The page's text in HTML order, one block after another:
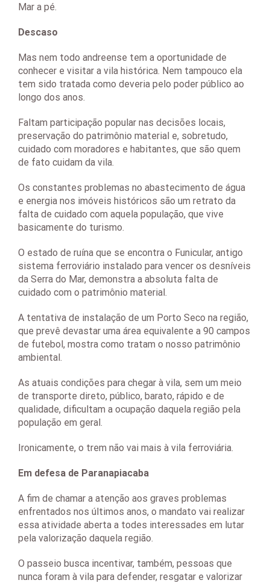
Mar a pé.
Descaso
Mas nem todo andreense tem a oportunidade de
conhecer e visitar a vila histórica. Nem tampouco ela
tem sido tratada como deveria pelo poder público ao
longo dos anos.
Faltam participação popular nas decisões locais,
preservação do patrimônio material e, sobretudo,
cuidado com moradores e habitantes, que são quem
de fato cuidam da vila.
Os constantes problemas no abastecimento de água
e energia nos imóveis históricos são um retrato da
falta de cuidado com aquela população, que vive
basicamente do turismo.
O estado de ruína que se encontra o Funicular, antigo
sistema ferroviário instalado para vencer os desníveis
da Serra do Mar, demonstra a absoluta falta de
cuidado com o patrimônio material.
A tentativa de instalação de um Porto Seco na região,
que prevê devastar uma área equivalente a 90 campos
de futebol, mostra como tratam o nosso patrimônio
ambiental.
As atuais condições para chegar à vila, sem um meio
de transporte direto, público, barato, rápido e de
qualidade, dificultam a ocupação daquela região pela
população em geral.
Ironicamente, o trem não vai mais à vila ferroviária.
Em defesa de Paranapiacaba
A fim de chamar a atenção aos graves problemas
enfrentados nos últimos anos, o mandato vai realizar
essa atividade aberta a todes interessades em lutar
pela valorização daquela região.
O passeio busca incentivar, também, pessoas que
nunca foram à vila para defender, resgatar e valorizar